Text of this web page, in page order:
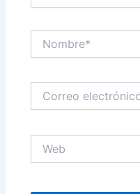
electrónico*